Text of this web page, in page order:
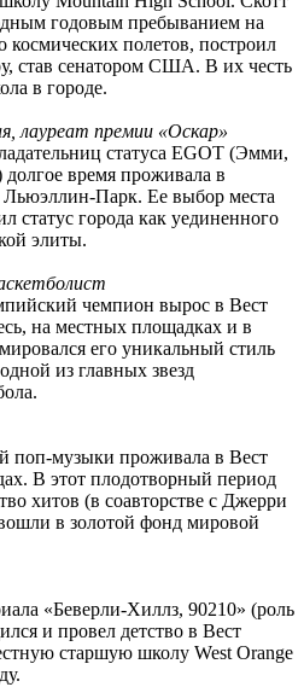
годовым пребыванием на
полетов, построил
став сенатором США. В их честь
в городе.
лауреат премии «Оскар»
статуса EGOT (Эмми,
время проживала в
Льюэллин-Парк. Ее выбор места
статус города как уединенного
элиты.
чемпион вырос в Вест
на местных площадках и в
его уникальный стиль
из главных звезд
поп-музыки проживала в Вест
В этот плодотворный период
хитов (в соавторстве с Джерри
в золотой фонд мировой
«Беверли-Хиллз, 90210» (роль
и провел детство в Вест
старшую школу West Orange